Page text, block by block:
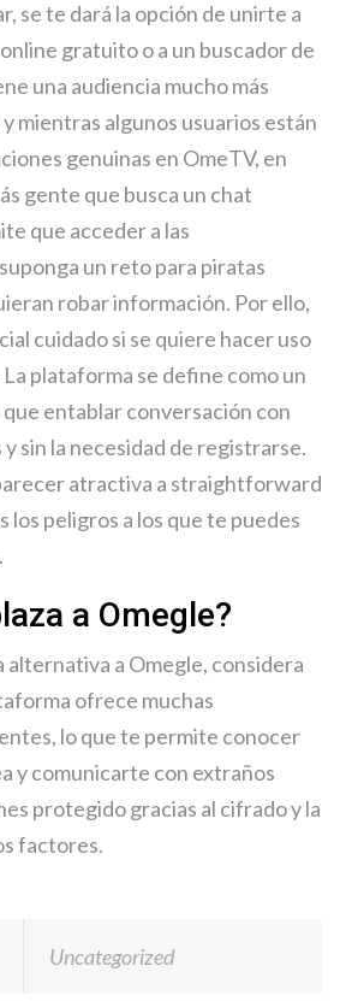
se te dará la opción de unirte a
gratuito o a un buscador de
una audiencia mucho más
mientras algunos usuarios están
genuinas en OmeTV, en
gente que busca un chat
que acceder a las
un reto para piratas
robar información. Por ello,
cuidado si se quiere hacer uso
plataforma se define como un
entablar conversación con
sin la necesidad de registrarse.
atractiva a straightforward
los peligros a los que te puedes
a Omegle?
alternativa a Omegle, considera
ofrece muchas
lo que te permite conocer
y comunicarte con extraños
protegido gracias al cifrado y la
factores.
Uncategorized